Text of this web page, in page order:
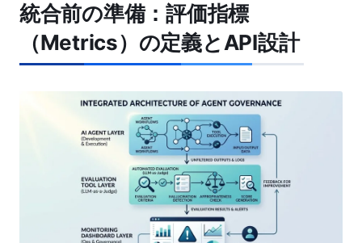
統合前の準備：評価指標
（Metrics）の定義とAPI設計